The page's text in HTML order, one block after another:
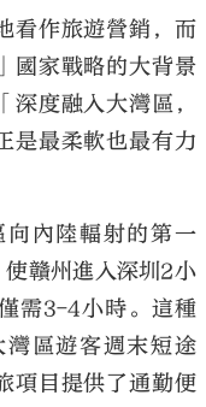
看作旅遊營銷，而
國家戰略的大背景
度融入大灣區，
是最柔軟也最有力
內陸輻射的第一
贛州進入深圳2小
需3-4小時。這種
灣區遊客週末短途
項目提供了通勤便